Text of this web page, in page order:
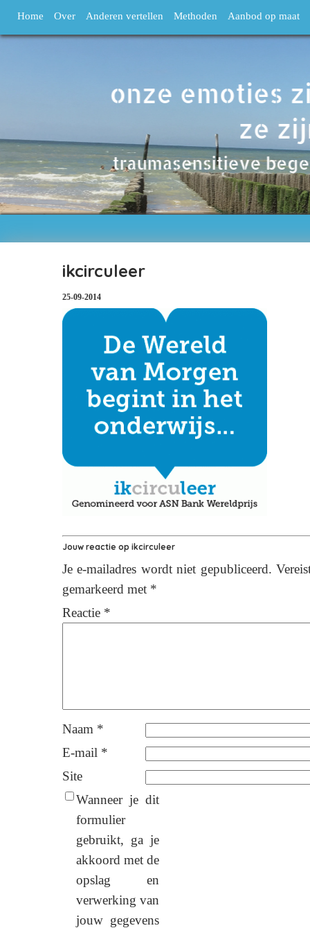
Home Over Anderen vertellen Methoden Aanbod op maat
ikcirculeer
25-09-2014
Jouw reactie op ikcirculeer
Je e-mailadres wordt niet gepubliceerd.
gemarkeerd met *
Reactie *
Naam *
E-mail *
Site
Wanneer je dit
formulier
gebruikt, ga je
akkoord met de
opslag en
verwerking van
jouw gegevens